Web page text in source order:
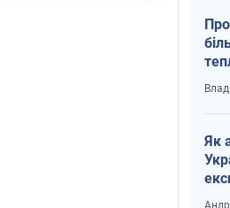
у
Як